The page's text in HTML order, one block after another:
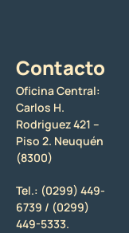
Contacto
Oficina Central:
Carlos H.
Rodriguez 421 –
Piso 2. Neuquén
(8300)
Tel.: (0299) 449-
6739 / (0299)
449-5333.